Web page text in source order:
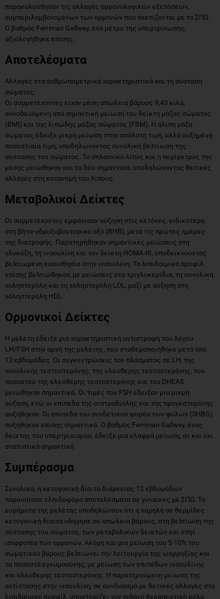
παρακολούθησαν τις αλλαγές ορμονολογικών εξετάσεων,
συμπεριλαμβανομένων των ορμονών που σχετίζονται με το ΣΠΩ.
Ο βαθμός Ferriman Gallwey, ένα μέτρο της υπερτρίχωσης,
αξιολογήθηκε επίσης.
Αποτελέσματα
Αλλαγές στα ανθρωπομετρικά χαρακτηριστικά και τη σύσταση
σώματος:
Οι συμμετέχοντες είχαν μέση απώλεια βάρους 9,43 κιλά,
συνοδευόμενη από σημαντική μείωση του δείκτη μάζας σώματος
(BMI) και της λιπώδης μάζας σώματος (FBM). Η άλιπη μάζα
σώματος έδειξε μικρή μείωση στην απόλυτη τιμή, αλλά αυξημένη
ποσοστιαία τιμή, υποδηλώνοντας συνολική βελτίωση της
σύστασης του σώματος. Το σπλαχνικό λίπος και η περίμετρος της
μέσης μειώθηκαν και τα δύο σημαντικά, υποδηλώνοντας θετικές
αλλαγές στη κατανομή του λίπους.
Μεταβολικοί Δείκτες
Οι συμμετέχοντες εμφάνισαν αύξηση στις κετόνες, ειδικότερα
στη βήτα-υδροξυβουτυρικό οξύ (BHB), μετά τις πρώτες ημέρες
της διατροφής. Παρατηρήθηκαν σημαντικές μειώσεις στη
γλυκόζη, τη ινσουλίνη και τον δείκτη HOMA-IR, υποδεικνύοντας
βελτιωμένη ευαισθησία στην ινσουλίνη. Τα λιπιδαιμικά προφίλ
επίσης βελτιώθηκαν, με μειώσεις στα τριγλυκερίδια, τη συνολική
χοληστερόλη και τη χοληστερόλη LDL, μαζί με αύξηση στη
χοληστερόλη HDL.
Ορμονικοί Δείκτες
Η μελέτη έδειξε μια χαρακτηριστική αντιστροφή του λόγου
LH/FSH στην αρχή της μελέτης, που σταθεροποιήθηκε μετά από
12 εβδομάδες. Οι συγκεντρώσεις του πλάσματος σε LH, της
συνολικής τεστοστερόνης, της ελεύθερης τεστοστερόνης, του
ποσοστού της ελεύθερης τεστοστερόνης και του DHEAS
μειώθηκαν σημαντικά. Οι τιμές του FSH έδειξαν μια μικρή
αύξηση, ενώ οι επίπεδα της οιστραδιόλης και της προγεστερόνης
αυξήθηκαν. Οι επίπεδα του συνδετικού φορέα των φύλων (SHBG)
αυξήθηκαν επίσης σημαντικά. Ο βαθμός Ferriman Gallwey, ένας
δείκτης του υπερτριχισμού, έδειξε μια ελαφρά μείωση, αν και όχι
στατιστικά σημαντική.
Συμπέρασμα
Συνολικά, η κετογονική δίαιτα διάρκειας 12 εβδομάδων
παρουσίασε ελπιδοφόρα αποτελέσματα σε γυναίκες με ΣΠΩ. Τα
ευρήματα της μελέτης υποδηλώνουν ότι η χαμηλή σε θερμίδες
κετογονική δίαιτα οδήγησε σε απώλεια βάρους, στη βελτίωση της
σύστασης του σώματος, των μεταβολικών δεικτών και στην
ισορροπία των ορμονών. Ακόμη και μια μείωση του 5-10% του
σωματικού βάρους βελτιώνει την λειτουργία της ωορρηξίας και
τα ποσοστά εγκυμοσύνης, με μείωση των επιπέδων ινσουλίνης
και ελεύθερης τεστοστερόνης. Η παρατηρούμενη μείωση της
αντίστασης στην ινσουλίνη, σε συνδυασμό με θετικές αλλαγές στο
λιπιδαιμικό προφίλ, υποστηρίζει τον πιθανό θεραπευτικό ρόλο